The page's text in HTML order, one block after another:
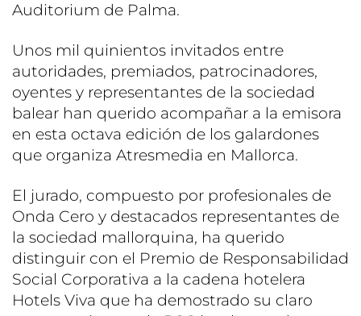
Auditorium de Palma.
Unos mil quinientos invitados entre
autoridades, premiados, patrocinadores,
oyentes y representantes de la sociedad
balear han querido acompañar a la emisora
en esta octava edición de los galardones
que organiza Atresmedia en Mallorca.
El jurado, compuesto por profesionales de
Onda Cero y destacados representantes de
la sociedad mallorquina, ha querido
distinguir con el Premio de Responsabilidad
Social Corporativa a la cadena hotelera
Hotels Viva que ha demostrado su claro